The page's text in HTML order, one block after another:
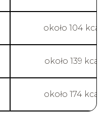
około 104 kcal
około 139 kcal
około 174 kcal